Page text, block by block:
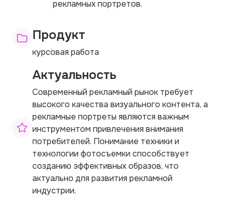
рекламных портретов.
Продукт
курсовая работа
Актуальность
Современный рекламный рынок требует
высокого качества визуального контента, а
рекламные портреты являются важным
инструментом привлечения внимания
потребителей. Понимание техники и
технологии фотосъемки способствует
созданию эффективных образов, что
актуально для развития рекламной
индустрии.